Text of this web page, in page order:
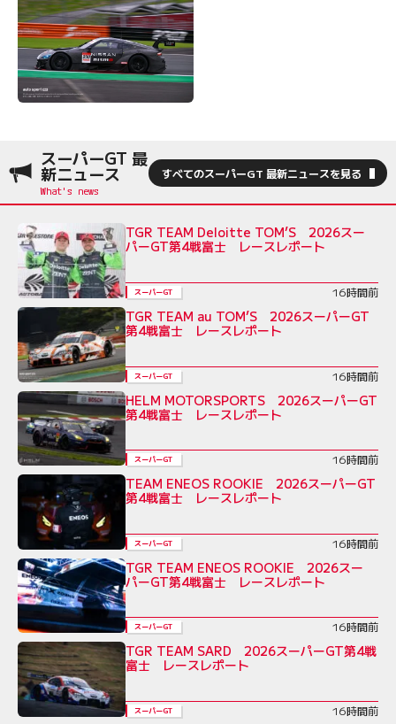
スーパーGT 最
新ニュース すべてのスーパーGT 最新ニュースを見る
TGR TEAM Deloitte TOM’S 2026スー
パーGT第4戦富士 レースレポート
スーパーGT 16時間前
TGR TEAM au TOM’S 2026スーパーGT
第4戦富士 レースレポート
スーパーGT 16時間前
HELM MOTORSPORTS 2026スーパーGT
第4戦富士 レースレポート
スーパーGT 16時間前
TEAM ENEOS ROOKIE 2026スーパーGT
第4戦富士 レースレポート
スーパーGT 16時間前
TGR TEAM ENEOS ROOKIE 2026スー
パーGT第4戦富士 レースレポート
スーパーGT 16時間前
TGR TEAM SARD 2026スーパーGT第4戦
富士 レースレポート
スーパーGT 16時間前